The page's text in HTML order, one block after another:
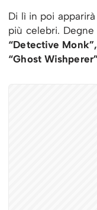
Di lì in poi
più celebri.
“Detective Monk”,
“Ghost